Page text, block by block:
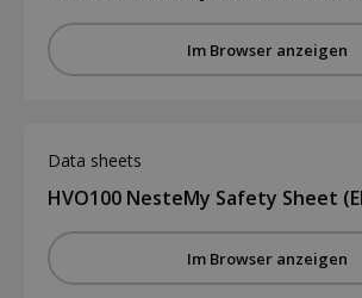
Im Browser anzeigen
Data sheets
HVO100 NesteMy Safety Sheet
Im Browser anzeigen